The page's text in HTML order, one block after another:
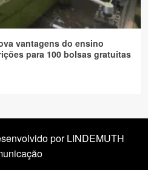
vantagens do ensino
para 100 bolsas gratuitas
por LINDEMUTH